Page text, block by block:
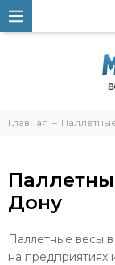
Главная
Дону
Паллетные весы
на предприятиях